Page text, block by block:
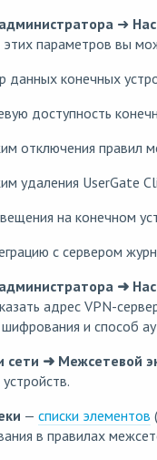
➜
параметров вы
данных конечных
доступность
отключения правил
удаления UserGate
на конечном
с сервером
➜
адрес VPN-
и способ
сети ➜ Межсетевой
— списки элементов
в правилах